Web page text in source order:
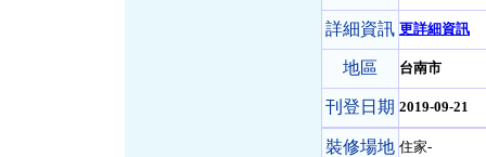
詳細資訊 更詳細資訊
地區 台南市
刊登日期 2019-09-21
裝修場地 住家-